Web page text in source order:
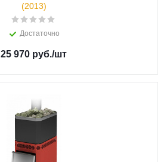
(2013)
Достаточно
25 970 руб./шт